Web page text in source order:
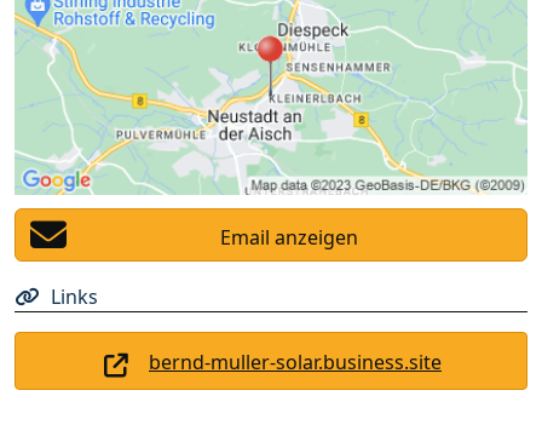
Email anzeigen
Links
bernd-muller-solar.business.site